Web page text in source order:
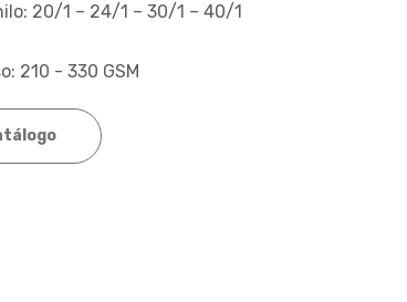
20/1 – 24/1 – 30/1 – 40/1
210 - 330 GSM